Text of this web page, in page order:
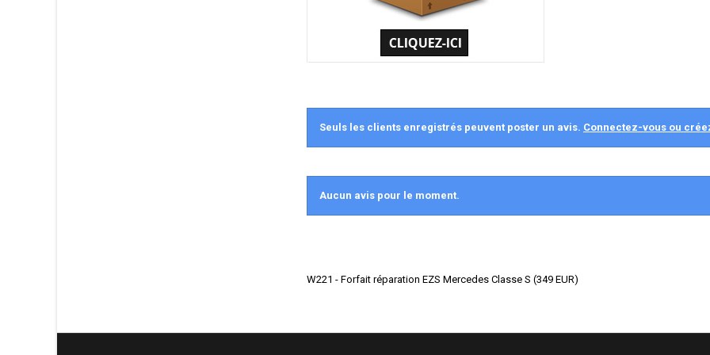
Seuls les clients enregistrés peuvent poster un avis. Connectez-vous ou
Aucun avis pour le moment.
W221 - Forfait réparation EZS Mercedes Classe S (349 EUR)